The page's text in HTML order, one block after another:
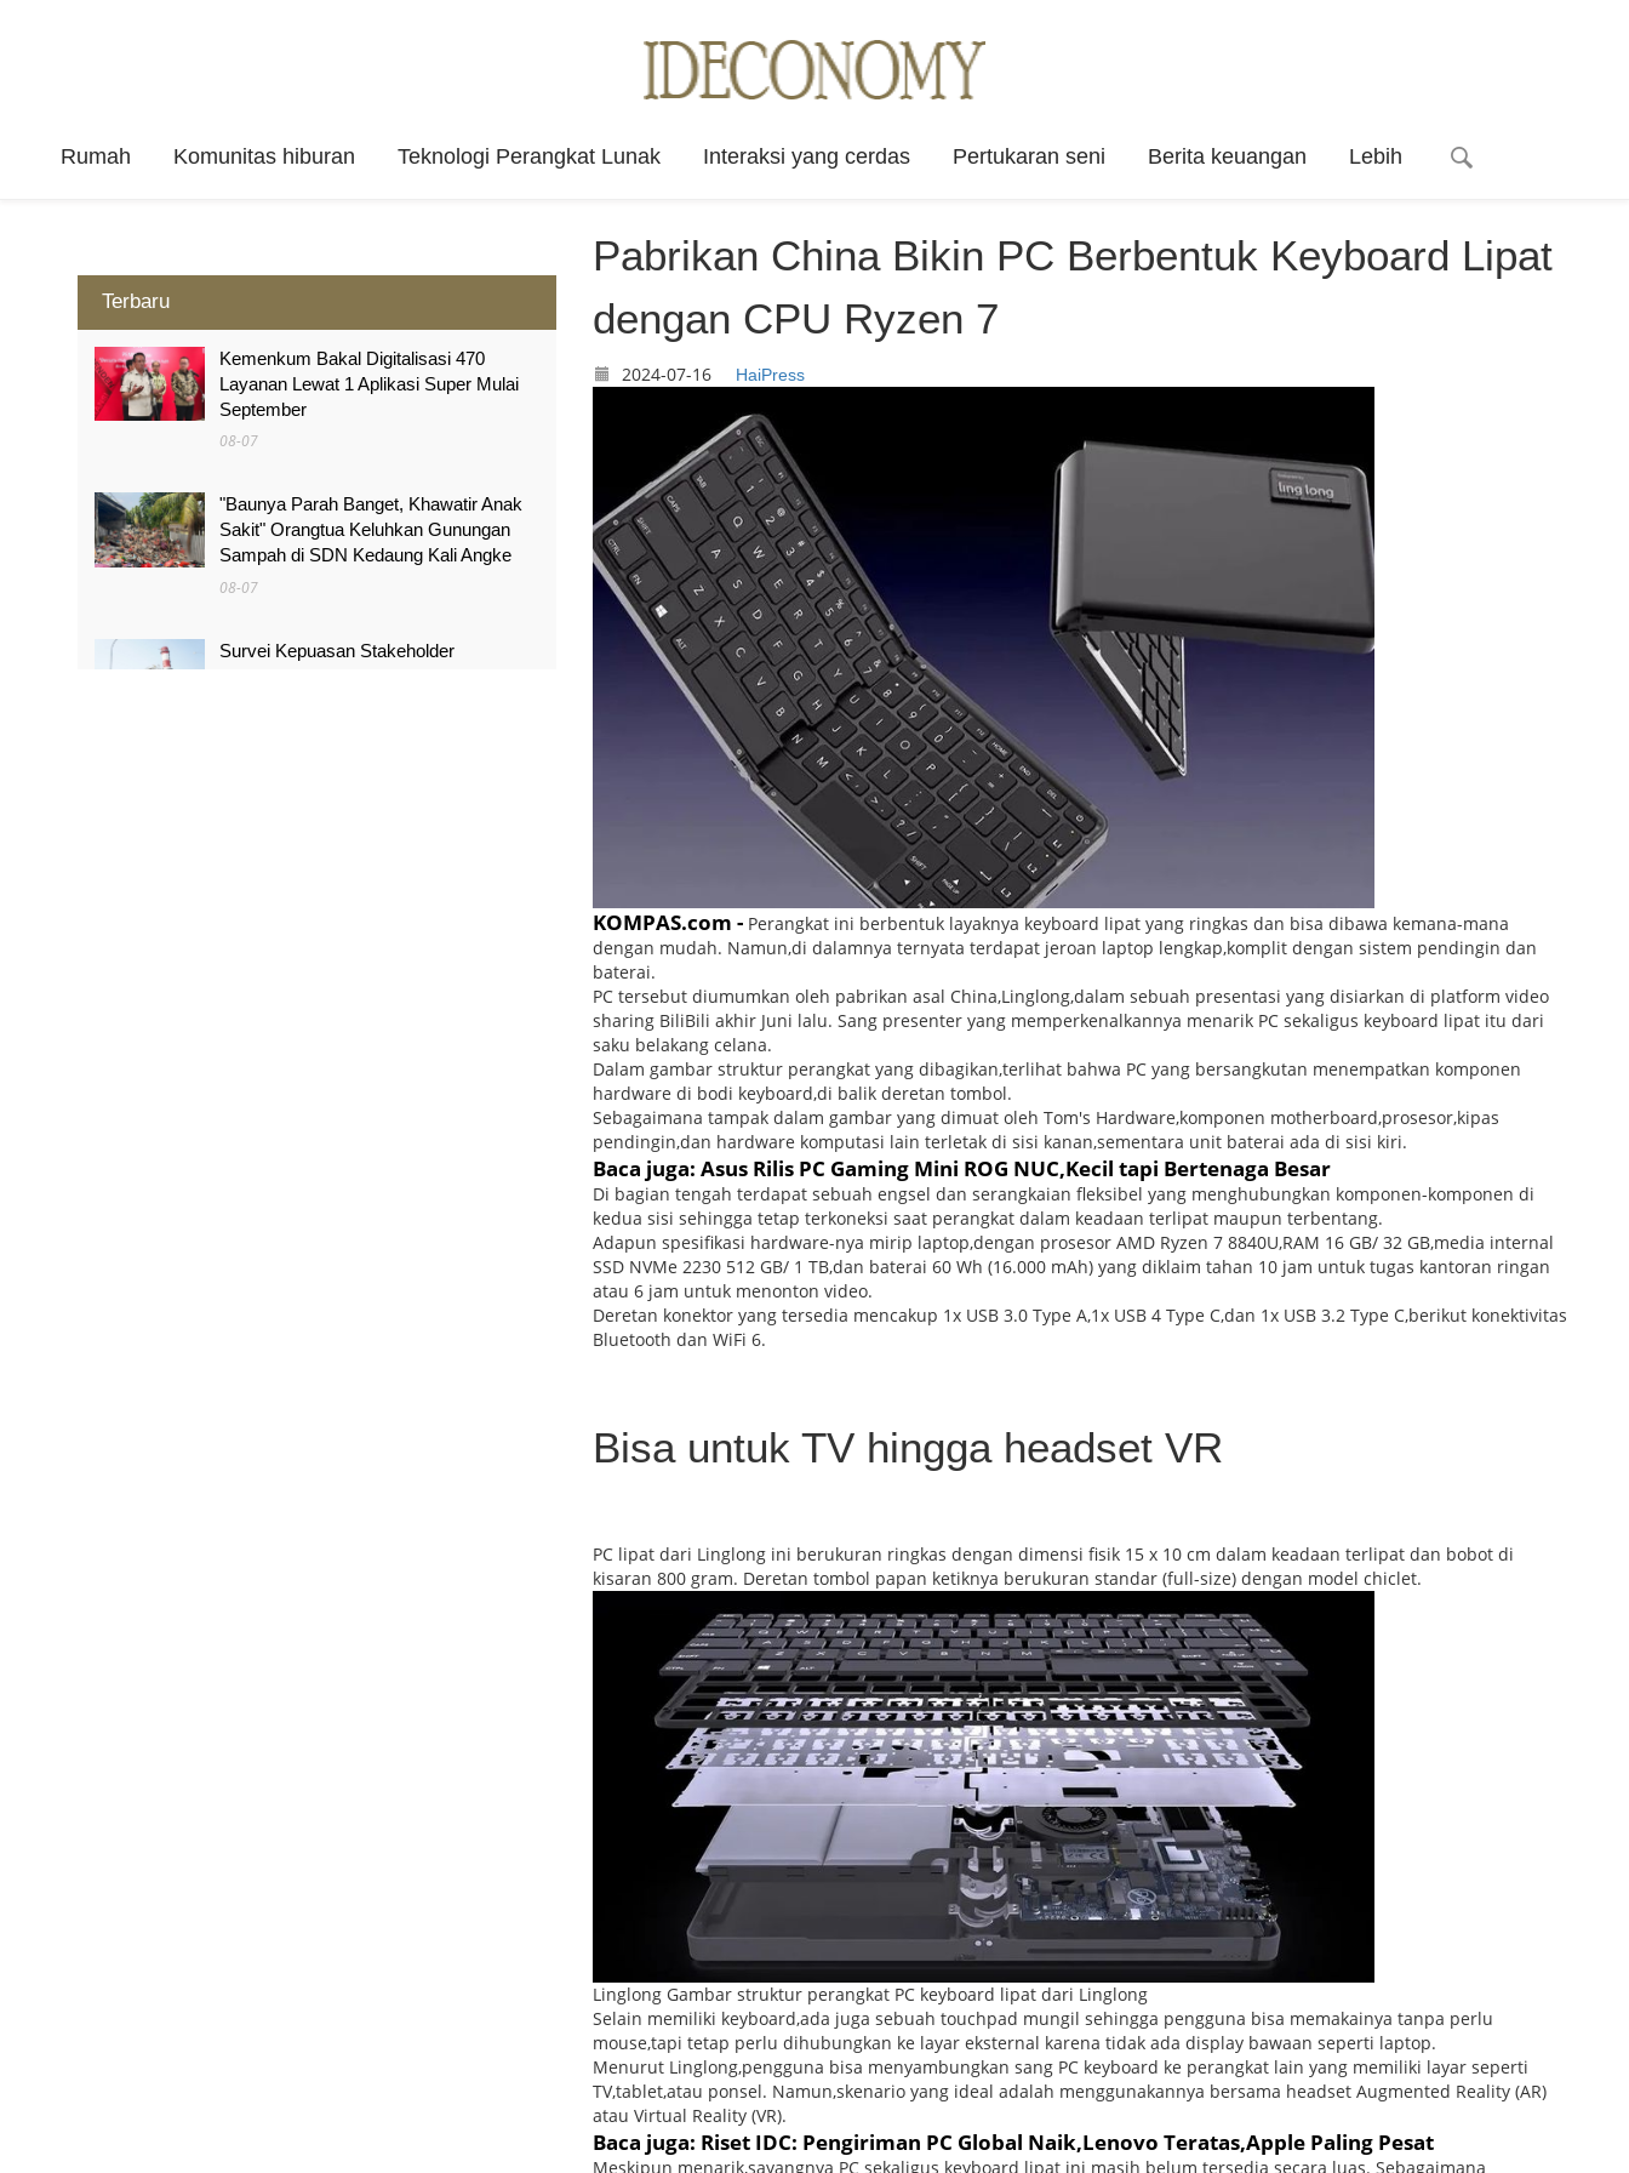
Rumah Komunitas hiburan Teknologi Perangkat Lunak Interaksi yang cerdas Pertukaran seni Berita keuangan Lebih
Terbaru
Kemenkum Bakal Digitalisasi 470
Layanan Lewat 1 Aplikasi Super Mulai
September
08-07
"Baunya Parah Banget, Khawatir Anak
Sakit" Orangtua Keluhkan Gunungan
Sampah di SDN Kedaung Kali Angke
08-07
Survei Kepuasan Stakeholder
Pabrikan China Bikin PC Berbentuk Keyboard Lipat
dengan CPU Ryzen 7
2024-07-16 HaiPress
KOMPAS.com - Perangkat ini berbentuk layaknya keyboard lipat yang ringkas dan bisa dibawa kemana-mana
dengan mudah. Namun,di dalamnya ternyata terdapat jeroan laptop lengkap,komplit dengan sistem pendingin dan
baterai.
PC tersebut diumumkan oleh pabrikan asal China,Linglong,dalam sebuah presentasi yang disiarkan di platform video
sharing BiliBili akhir Juni lalu. Sang presenter yang memperkenalkannya menarik PC sekaligus keyboard lipat itu dari
saku belakang celana.
Dalam gambar struktur perangkat yang dibagikan,terlihat bahwa PC yang bersangkutan menempatkan komponen
hardware di bodi keyboard,di balik deretan tombol.
Sebagaimana tampak dalam gambar yang dimuat oleh Tom's Hardware,komponen motherboard,prosesor,kipas
pendingin,dan hardware komputasi lain terletak di sisi kanan,sementara unit baterai ada di sisi kiri.
Baca juga: Asus Rilis PC Gaming Mini ROG NUC,Kecil tapi Bertenaga Besar
Di bagian tengah terdapat sebuah engsel dan serangkaian fleksibel yang menghubungkan komponen-komponen di
kedua sisi sehingga tetap terkoneksi saat perangkat dalam keadaan terlipat maupun terbentang.
Adapun spesifikasi hardware-nya mirip laptop,dengan prosesor AMD Ryzen 7 8840U,RAM 16 GB/ 32 GB,media internal
SSD NVMe 2230 512 GB/ 1 TB,dan baterai 60 Wh (16.000 mAh) yang diklaim tahan 10 jam untuk tugas kantoran ringan
atau 6 jam untuk menonton video.
Deretan konektor yang tersedia mencakup 1x USB 3.0 Type A,1x USB 4 Type C,dan 1x USB 3.2 Type C,berikut konektivitas
Bluetooth dan WiFi 6.
Bisa untuk TV hingga headset VR
PC lipat dari Linglong ini berukuran ringkas dengan dimensi fisik 15 x 10 cm dalam keadaan terlipat dan bobot di
kisaran 800 gram. Deretan tombol papan ketiknya berukuran standar (full-size) dengan model chiclet.
Linglong Gambar struktur perangkat PC keyboard lipat dari Linglong
Selain memiliki keyboard,ada juga sebuah touchpad mungil sehingga pengguna bisa memakainya tanpa perlu
mouse,tapi tetap perlu dihubungkan ke layar eksternal karena tidak ada display bawaan seperti laptop.
Menurut Linglong,pengguna bisa menyambungkan sang PC keyboard ke perangkat lain yang memiliki layar seperti
TV,tablet,atau ponsel. Namun,skenario yang ideal adalah menggunakannya bersama headset Augmented Reality (AR)
atau Virtual Reality (VR).
Baca juga: Riset IDC: Pengiriman PC Global Naik,Lenovo Teratas,Apple Paling Pesat
Meskipun menarik,sayangnya PC sekaligus keyboard lipat ini masih belum tersedia secara luas. Sebagaimana